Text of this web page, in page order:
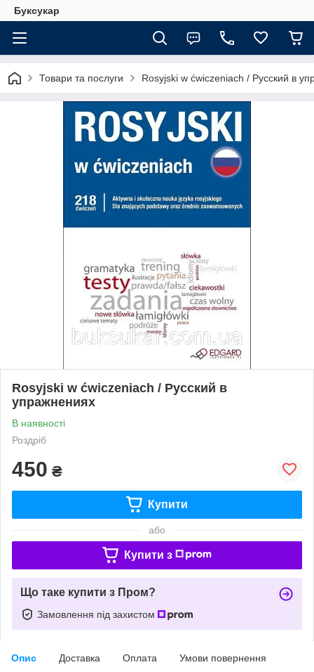
Буксукар
Товари та послуги Rosyjski w ćwiczeniach / Русский в
Rosyjski w ćwiczeniach / Русский в
упражнениях
В наявності
Роздріб
450 ₴
Купити
або
Купити з
Що таке купити з Пром?
Замовлення під захистом
Опис Доставка Оплата Умови повернення